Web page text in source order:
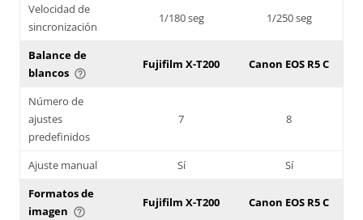
Velocidad de
sincronización
1/180 seg 1/250 seg
Balance de
blancos help_outline
Fujifilm X-T200 Canon EOS R5 C
Número de
ajustes
predefinidos
7 8
Ajuste manual Sí
Sí
Formatos de
imagen help_outline
Fujifilm X-T200 Canon EOS R5 C